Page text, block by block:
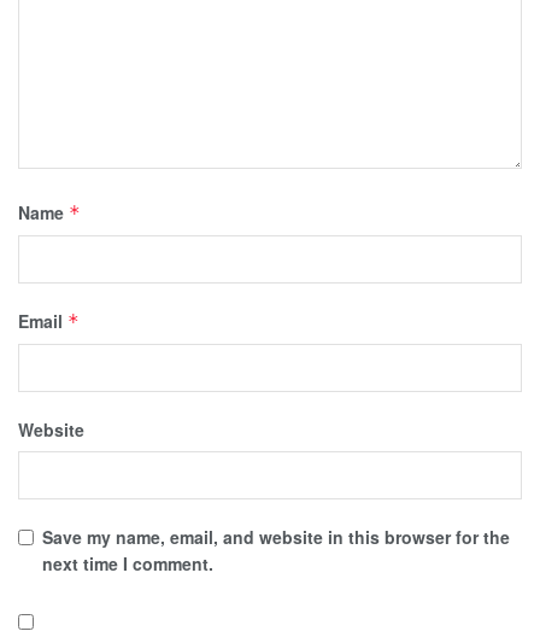
Name *
Email *
Website
Save my name, email, and website in this browser for the
next time I comment.